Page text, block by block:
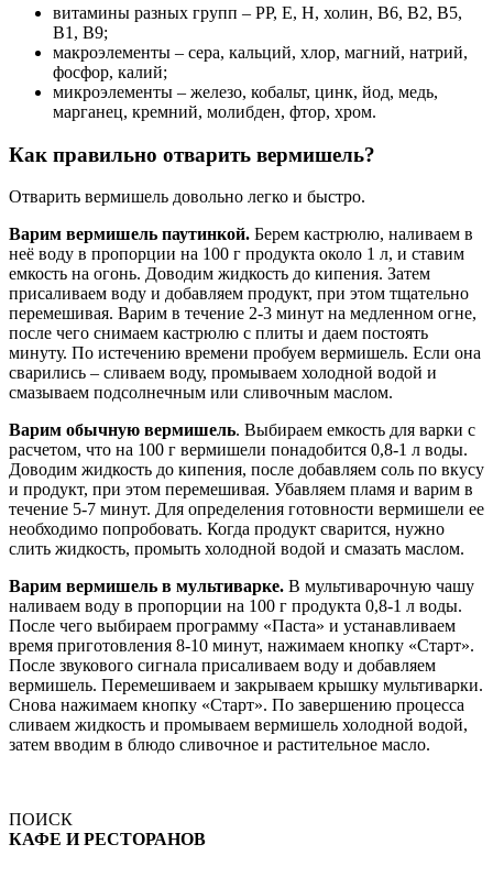
витамины разных групп – РР, Е, Н, холин, В6, В2, В5,
В1, В9;
макроэлементы – сера, кальций, хлор, магний, натрий,
фосфор, калий;
микроэлементы – железо, кобальт, цинк, йод, медь,
марганец, кремний, молибден, фтор, хром.
Как правильно отварить вермишель?
Отварить вермишель довольно легко и быстро.
Варим вермишель паутинкой. Берем кастрюлю, наливаем в
неё воду в пропорции на 100 г продукта около 1 л, и ставим
емкость на огонь. Доводим жидкость до кипения. Затем
присаливаем воду и добавляем продукт, при этом тщательно
перемешивая. Варим в течение 2-3 минут на медленном огне,
после чего снимаем кастрюлю с плиты и даем постоять
минуту. По истечению времени пробуем вермишель. Если она
сварились – сливаем воду, промываем холодной водой и
смазываем подсолнечным или сливочным маслом.
Варим обычную вермишель. Выбираем емкость для варки с
расчетом, что на 100 г вермишели понадобится 0,8-1 л воды.
Доводим жидкость до кипения, после добавляем соль по вкусу
и продукт, при этом перемешивая. Убавляем пламя и варим в
течение 5-7 минут. Для определения готовности вермишели ее
необходимо попробовать. Когда продукт сварится, нужно
слить жидкость, промыть холодной водой и смазать маслом.
Варим вермишель в мультиварке. В мультиварочную чашу
наливаем воду в пропорции на 100 г продукта 0,8-1 л воды.
После чего выбираем программу «Паста» и устанавливаем
время приготовления 8-10 минут, нажимаем кнопку «Старт».
После звукового сигнала присаливаем воду и добавляем
вермишель. Перемешиваем и закрываем крышку мультиварки.
Снова нажимаем кнопку «Старт». По завершению процесса
сливаем жидкость и промываем вермишель холодной водой,
затем вводим в блюдо сливочное и растительное масло.
ПОИСК
КАФЕ И РЕСТОРАНОВ